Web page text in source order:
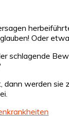
Oder
werden